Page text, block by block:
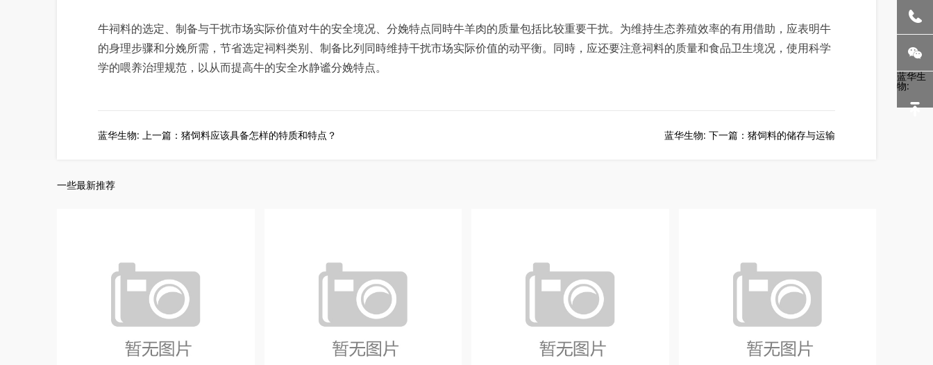
牛祠料的选定、制备与干扰市场实际价值对牛的安全境况、分娩特点同時牛羊肉的质量包括比较重要干扰。为维持生态养殖效率的有用借助，应表明牛
的身理步骤和分娩所需，节省选定祠料类别、制备比列同時维持干扰市场实际价值的动平衡。同時，应还要注意祠料的质量和食品卫生境况，使用科学
学的喂养治理规范，以从而提高牛的安全水静谧分娩特点。
蓝华生物: 上一篇：猪饲料应该具备怎样的特质和特点？ 蓝华生物: 下一篇：猪饲料的储存与运输
一些最新推荐
蓝华生
物: